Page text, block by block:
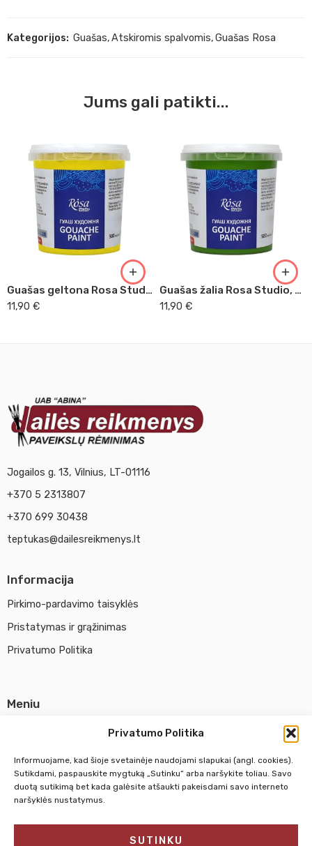
Privatumo Politika
Informuojame, kad šioje svetainėje naudojami slapukai (angl. cookies).
Sutikdami, paspauskite mygtuką „Sutinku“ arba naršykite toliau. Savo
duotą sutikimą bet kada galėsite atšaukti pakeisdami savo interneto
naršyklės nustatymus.
SUTINKU
Kategorijos: Guašas,Atskiromis spalvomis,Guašas Rosa
Jums gali patikti...
Guašas geltona Rosa Studio, 500ml
11,90 €
Guašas žalia Rosa Studio, 500ml
11,90 €
Jogailos g. 13, Vilnius, LT-01116
+370 5 2313807
+370 699 30438
teptukas@dailesreikmenys.lt
Informacija
Pirkimo-pardavimo taisyklės
Pristatymas ir grąžinimas
Privatumo Politika
Meniu
Susisiekti su mumis